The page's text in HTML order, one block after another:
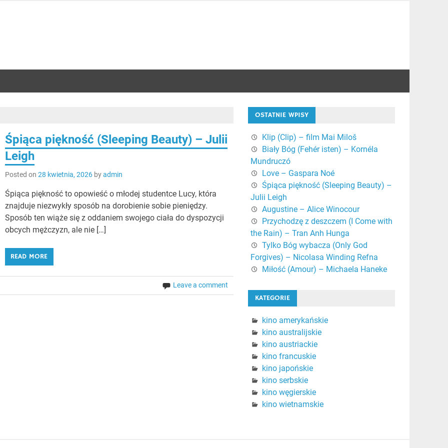
Śpiąca piękność (Sleeping Beauty) – Julii
Leigh
Posted on28 kwietnia, 2026 byadmin
Śpiąca piękność to opowieść o młodej studentce Lucy, która
znajduje niezwykły sposób na dorobienie sobie pieniędzy.
Sposób ten wiąże się z oddaniem swojego ciała do dyspozycji
obcych mężczyzn, ale nie […]
READ MORE
Leave a comment
OSTATNIE WPISY
Klip (Clip) – film Mai Miloš
Biały Bóg (Fehér isten) – Kornéla
Mundruczó
Love – Gaspara Noé
Śpiąca piękność (Sleeping Beauty) –
Julii Leigh
Augustine – Alice Winocour
Przychodzę z deszczem (I Come with
the Rain) – Tran Anh Hunga
Tylko Bóg wybacza (Only God
Forgives) – Nicolasa Winding Refna
Miłość (Amour) – Michaela Haneke
KATEGORIE
kino amerykańskie
kino australijskie
kino austriackie
kino francuskie
kino japońskie
kino serbskie
kino węgierskie
kino wietnamskie